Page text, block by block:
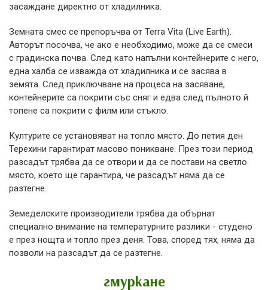
засаждане директно от хладилника.
Земната смес се препоръчва от Terra Vita (Live Earth).
Авторът посочва, че ако е необходимо, може да се смеси
с градинска почва. След като напълни контейнерите с него,
една халба се изважда от хладилника и се засява в
земята. След приключване на процеса на засяване,
контейнерите са покрити със сняг и едва след пълното й
топене са покрити с филм или стъкло.
Културите се установяват на топло място. До петия ден
Терехини гарантират масово поникване. През този период
разсадът трябва да се отвори и да се постави на светло
място, което ще гарантира, че разсадът няма да се
разтегне.
Земеделските производители трябва да обърнат
специално внимание на температурните разлики - студено
е през нощта и топло през деня. Това, според тях, няма да
позволи на разсадът да се разтегне.
гмуркане